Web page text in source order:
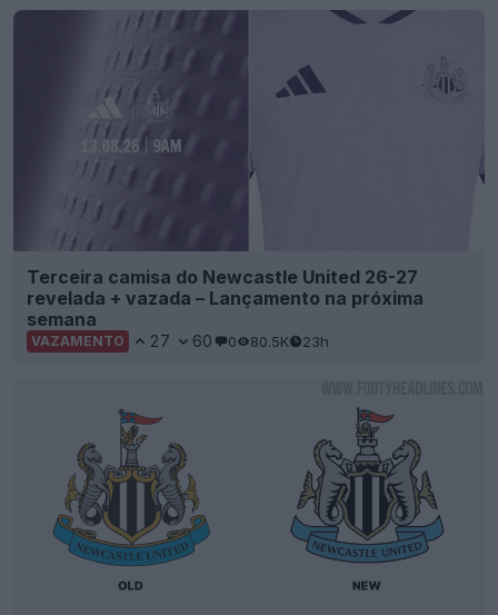
Terceira camisa do Newcastle United 26-27
revelada + vazada – Lançamento na próxima
semana
VAZAMENTO 27 60 0 80.5K 23h